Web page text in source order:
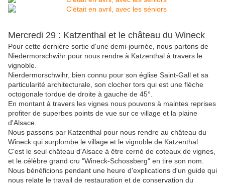
Mercredi 29 : Katzenthal et le château du Wineck
Pour cette dernière sortie d'une demi-journée, nous partons de
Niedermorschwihr pour nous rendre à Katzenthal à travers le
vignoble.
Nierdermorschwihr, bien connu pour son église Saint-Gall et sa
particularité architecturale, son clocher tors qui est une flèche
octogonale tordue de droite à gauche de 45°.
En montant à travers les vignes nous pouvons à maintes reprises
profiter de superbes points de vue sur ce village et la plaine
d'Alsace.
Nous passons par Katzenthal pour nous rendre au château du
Wineck qui surplombe le village et le vignoble de Katzenthal.
C'est le seul château d'Alsace à être cerné de coteaux de vignes,
et le célèbre grand cru "Wineck-Schossberg" en tire son nom.
Nous bénéficions pendant une heure d'explications d'un guide qui
nous relate le travail de restauration et de conservation du